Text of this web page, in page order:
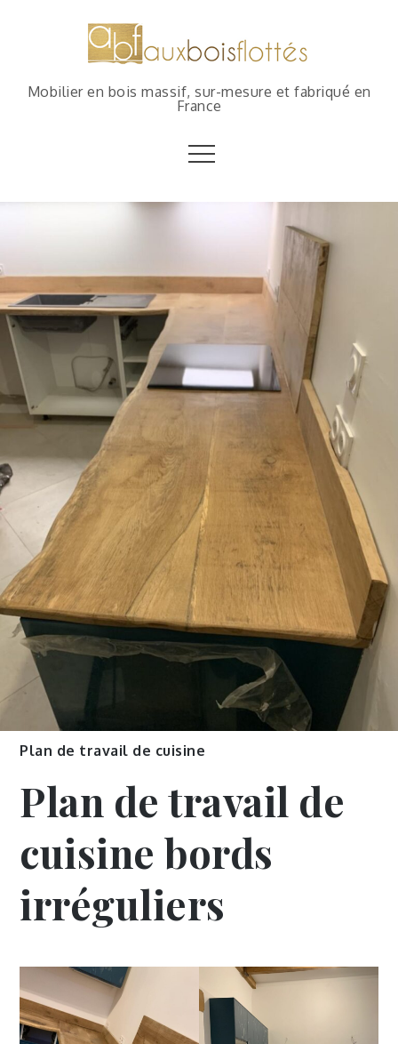
Mobilier en bois massif, sur-mesure et fabriqué en
France
Plan de travail de cuisine
Plan de travail de
cuisine bords
irréguliers